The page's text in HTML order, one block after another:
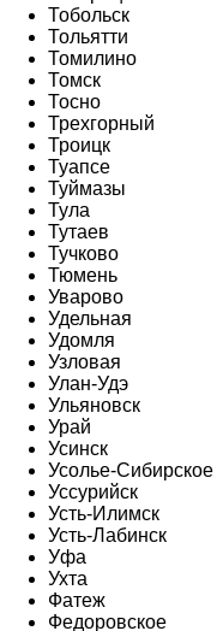
Тобольск
Тольятти
Томилино
Томск
Тосно
Трехгорный
Троицк
Туапсе
Туймазы
Тула
Тутаев
Тучково
Тюмень
Уварово
Удельная
Удомля
Узловая
Улан-Удэ
Ульяновск
Урай
Усинск
Усолье-Сибирское
Уссурийск
Усть-Илимск
Усть-Лабинск
Уфа
Ухта
Фатеж
Федоровское